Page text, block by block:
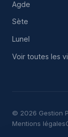
Agde
Sète
Lunel
Voir toutes les
© 2026 Gestion
Mentions légales